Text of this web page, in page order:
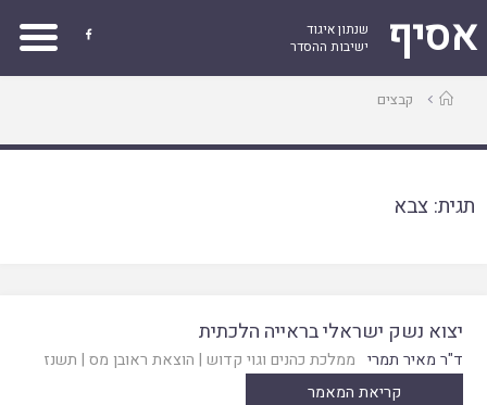
אסיף
שנתון איגוד
ישיבות ההסדר

עמודקבצים
תגית:צבא
יצוא נשק ישראלי בראייה הלכתית
ד"ר מאיר תמרי ממלכת כהנים וגוי קדוש | הוצאת ראובן מס | תשנז
קריאת המאמר